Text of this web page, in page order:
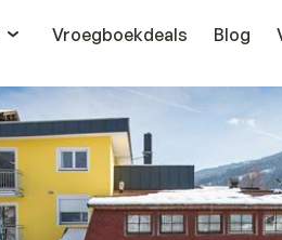
Vroegboekdeals Blog